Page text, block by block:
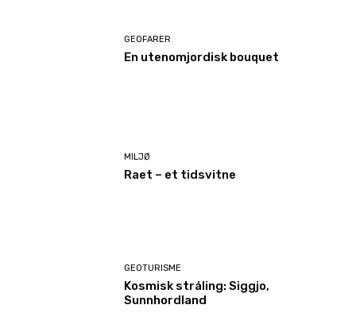
GEOFARER
En utenomjordisk bouquet
MILJØ
Raet – et tidsvitne
GEOTURISME
Kosmisk stråling: Siggjo,
Sunnhordland